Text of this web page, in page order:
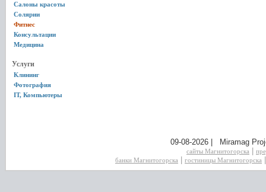
Салоны красоты
Солярии
Фитнес
Консультации
Медицина
Услуги
Клининг
Фотография
IT, Компьютеры
09-08-2026 | Miramag
сайты Магнитогорска
банки Магнитогорска
гостиницы Магнитогорска